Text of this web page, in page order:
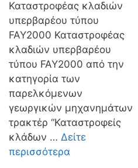
Καταστροφέας κλαδιών
υπερβαρέου τύπου
FAY2000 Καταστροφέας
κλαδιών υπερβαρέου
τύπου FAY2000 από την
κατηγορία των
παρελκόμενων
γεωργικών μηχανημάτων
τρακτέρ “Καταστροφείς
κλάδων … Δείτε
περισσότερα